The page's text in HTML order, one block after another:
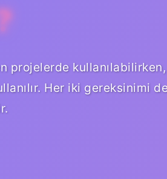
projelerde kullanılabilirken,
Her iki gereksinimi